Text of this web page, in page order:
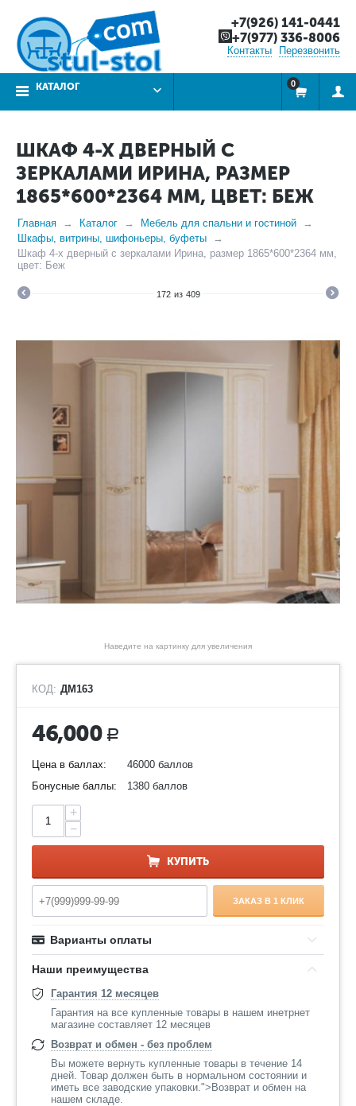
+7(926) 141-0441
+7(977) 336-8006
Контакты Перезвонить
КАТАЛОГ 0
ШКАФ 4-Х ДВЕРНЫЙ С
ЗЕРКАЛАМИ ИРИНА, РАЗМЕР
1865*600*2364 ММ, ЦВЕТ: БЕЖ
Главная Каталог
Мебель для спальни и гостиной
Шкафы, витрины, шифоньеры, буфеты
Шкаф 4-х дверный с зеркалами Ирина, размер 1865*600*2364 мм,
цвет: Беж
172 из 409
Наведите на картинку для увеличения
КОД: ДМ163
46,000 Р
Цена в баллах:
46000 баллов
Бонусные баллы:
1380 баллов
+
−
КУПИТЬ
ЗАКАЗ В 1 КЛИК
Варианты оплаты
Наши преимущества
Гарантия 12 месяцев
Гарантия на все купленные товары в нашем инетрнет
магазине составляет 12 месяцев
Возврат и обмен - без проблем
Вы можете вернуть купленные товары в течение 14
дней. Товар должен быть в нормальном состоянии и
иметь все заводские упаковки.">Возврат и обмен на
нашем складе.